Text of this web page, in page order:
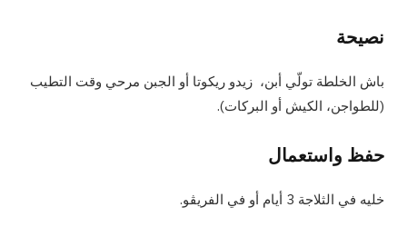
نصيحة
باش الخلطة تولّي أبن، زيدو ريكوتا أو الجبن مرحي وقت التطيب
(للطواجن، الكيش أو البركات).
حفظ واستعمال
خليه في الثلاجة 3 أيام أو في الفريڨو.